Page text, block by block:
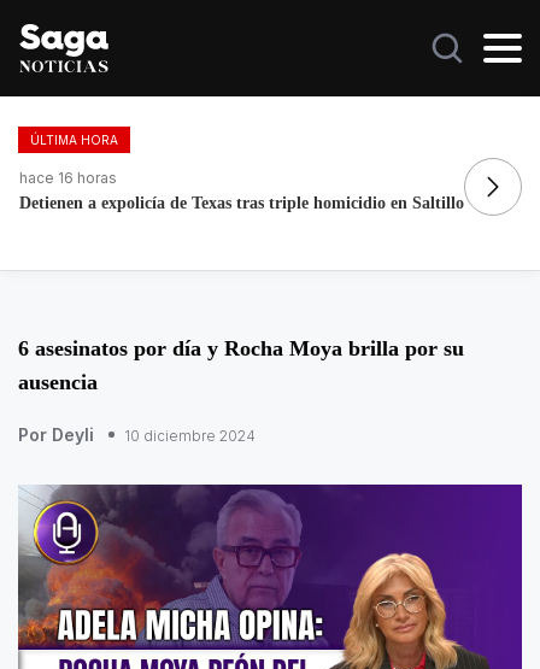
ÚLTIMA HORA
hace 3 días, 19 horas
La histórica cabalgata de Chignahuapan en Puebla
6 asesinatos por día y Rocha Moya brilla por su
ausencia
Por Deyli 10 diciembre 2024